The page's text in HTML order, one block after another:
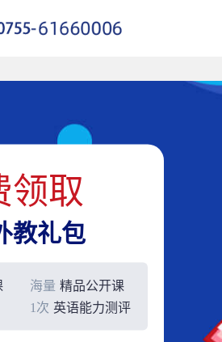
领取
教礼包
海量 精品公开课
1次 英语能力测评